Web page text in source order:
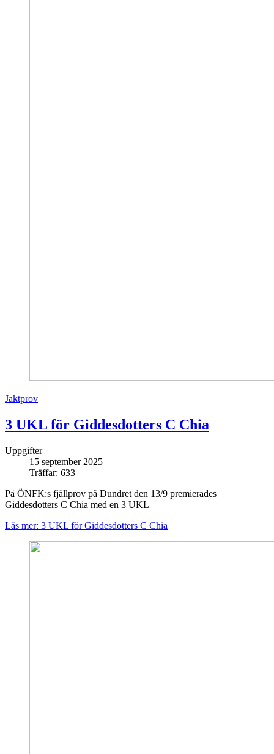
Jaktprov
3 UKL för Giddesdotters C Chia
Uppgifter
15 september 2025
Träffar: 633
På ÖNFK:s fjällprov på Dundret den 13/9 premierades
Giddesdotters C Chia med en 3 UKL
Läs mer: 3 UKL för Giddesdotters C Chia